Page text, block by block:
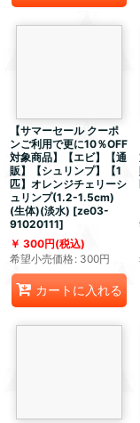
【サマーセール クーポ
ンご利用で更に10％OFF
対象商品】【エビ】【通
販】【シュリンプ】【1
匹】オレンジチェリーシ
ュリンプ(1.2-1.5cm)
(生体)(淡水) [ze03-
91020111]
300円(税込)
希望小売価格: 300円
カートに入れる